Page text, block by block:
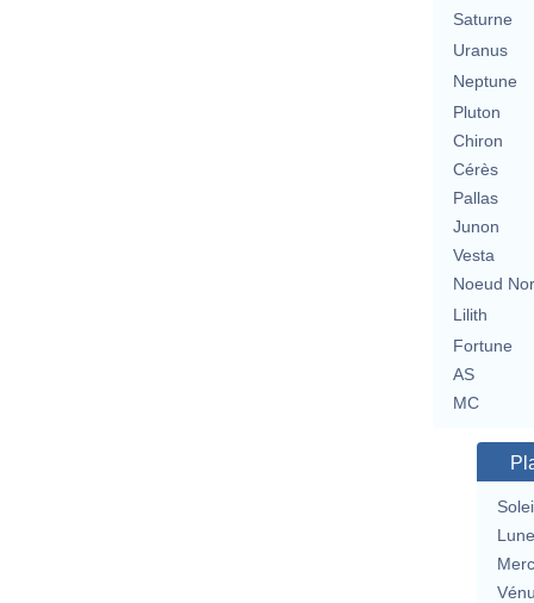
Saturne
Uranus
Neptune
Pluton
Chiron
Cérès
Pallas
Junon
Vesta
Noeud
Lilith
Fortune
AS
MC
Lune